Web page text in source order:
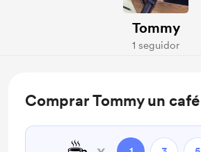
Tommy
1 seguidor
Comprar Tommy un café